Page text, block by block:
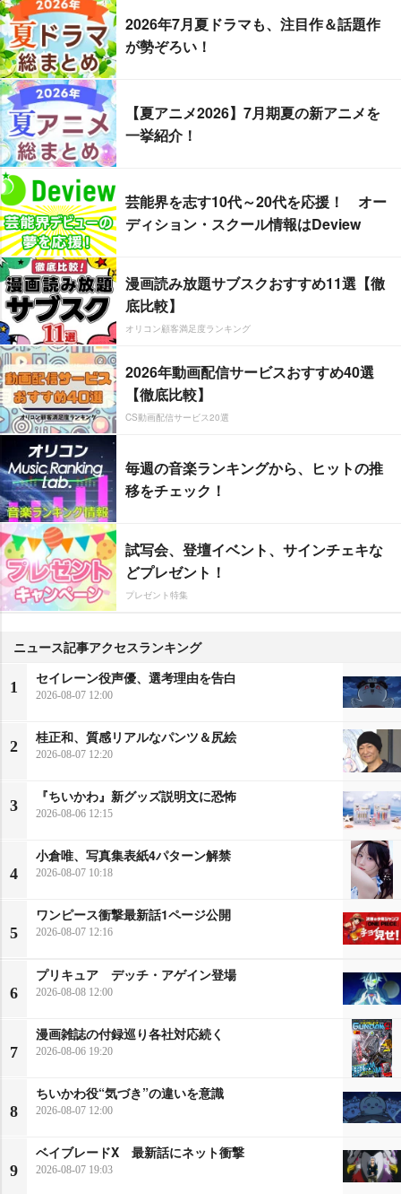
2026年7月夏ドラマも、注目作＆話題作
が勢ぞろい！
【夏アニメ2026】7月期夏の新アニメを
一挙紹介！
芸能界を志す10代～20代を応援！ オー
ディション・スクール情報はDeview
漫画読み放題サブスクおすすめ11選【徹
底比較】
オリコン顧客満足度ランキング
2026年動画配信サービスおすすめ40選
【徹底比較】
CS動画配信サービス20選
毎週の音楽ランキングから、ヒットの推
移をチェック！
試写会、登壇イベント、サインチェキな
どプレゼント！
プレゼント特集
ニュース記事アクセスランキング
1
セイレーン役声優、選考理由を告白
2026-08-07 12:00
2
桂正和、質感リアルなパンツ＆尻絵
2026-08-07 12:20
3
『ちいかわ』新グッズ説明文に恐怖
2026-08-06 12:15
4
小倉唯、写真集表紙4パターン解禁
2026-08-07 10:18
5
ワンピース衝撃最新話1ページ公開
2026-08-07 12:16
6
プリキュア デッチ・アゲイン登場
2026-08-08 12:00
7
漫画雑誌の付録巡り各社対応続く
2026-08-06 19:20
8
ちいかわ役“気づき”の違いを意識
2026-08-07 12:00
9
ベイブレードX 最新話にネット衝撃
2026-08-07 19:03